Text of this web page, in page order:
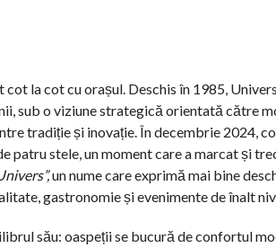
la cot cu orașul. Deschis în 1985,
sub o viziune strategică orientată către
tradiție și inovație. În decembrie 2024,
patru stele, un moment care a marcat și
un nume care exprimă mai bine
gastronomie și evenimente de înalt
său: oaspeții se bucură de confortul